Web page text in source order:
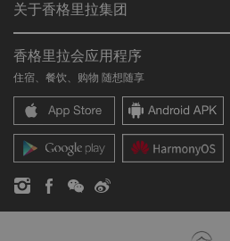
餐厅与酒吧
加入香格里拉会
常见问题
联络我们
关于香格里拉集团
我们的酒店品牌
香格里拉中心
香格里拉公寓
联系方式
职业发展
企业社会责任
新闻稿
香格里拉会应用程序
住宿、餐饮、购物 随想随享